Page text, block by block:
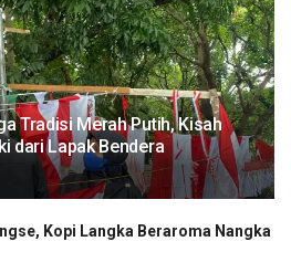
Tradisi Merah Putih, Kisah
dari Lapak Bendera
Kopi Langka Beraroma Nangka